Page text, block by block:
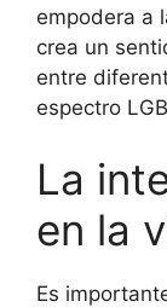
empodera a
crea un
entre
espectro
La
en la
Es